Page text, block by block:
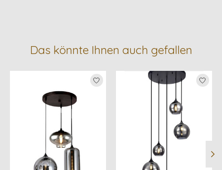
Das könnte Ihnen auch gefallen
Produkt-Karussell-Artikel